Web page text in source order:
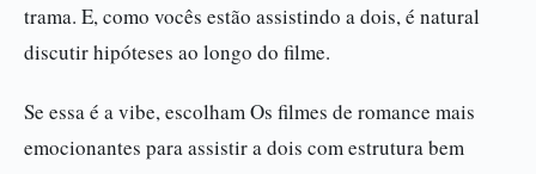
trama. E, como vocês estão assistindo a dois, é natural
discutir hipóteses ao longo do filme.
Se essa é a vibe, escolham Os filmes de romance mais
emocionantes para assistir a dois com estrutura bem